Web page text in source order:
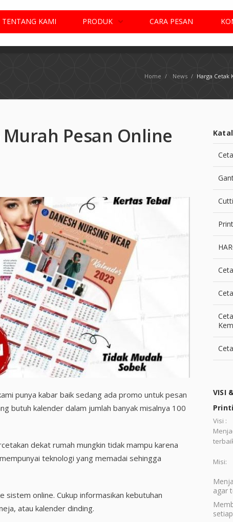
TENTANG KAMI PRODUK CARA PESAN
Home / News / Harga Cetak
Pesan Online
punya kabar baik sedang ada promo untuk pesan
butuh kalender dalam jumlah banyak misalnya 100
dekat rumah mungkin tidak mampu karena
teknologi yang memadai sehingga
online. Cukup informasikan kebutuhan
atau kalender dinding.
VISI
Visi :
Misi:
agar